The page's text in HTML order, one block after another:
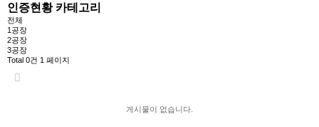
인증현황 카테고리
전체
1공장
2공장
3공장
Total 0건 1 페이지
게시물이 없습니다.